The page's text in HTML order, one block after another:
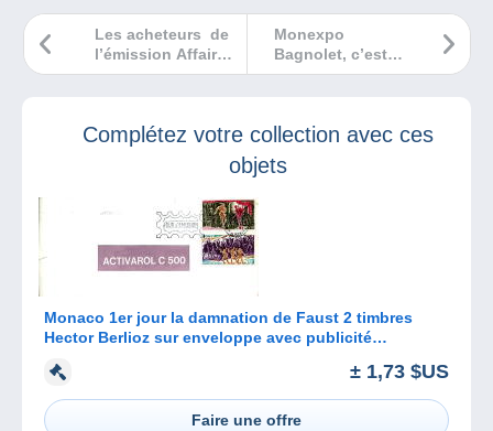
Monexpo
Bagnolet, c’est
dans une semaine
Les acheteurs de
l’émission Affaire
conclue achètent
Complétez votre collection avec ces
objets
Monaco 1er jour la damnation de Faust 2 timbres
Hector Berlioz sur enveloppe avec publicité
± 1,73 $US
Faire une offre